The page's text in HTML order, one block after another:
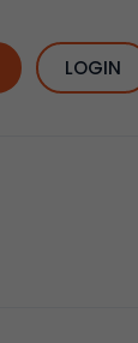
LOGIN